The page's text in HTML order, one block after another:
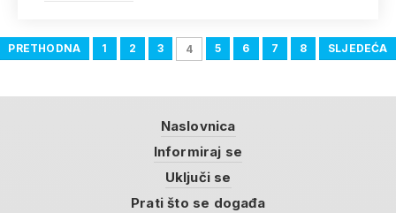
PRETHODNA 1 2 3 4 5 6 7 8 SLJEDEĆA
Naslovnica
Informiraj se
Uključi se
Prati što se događa